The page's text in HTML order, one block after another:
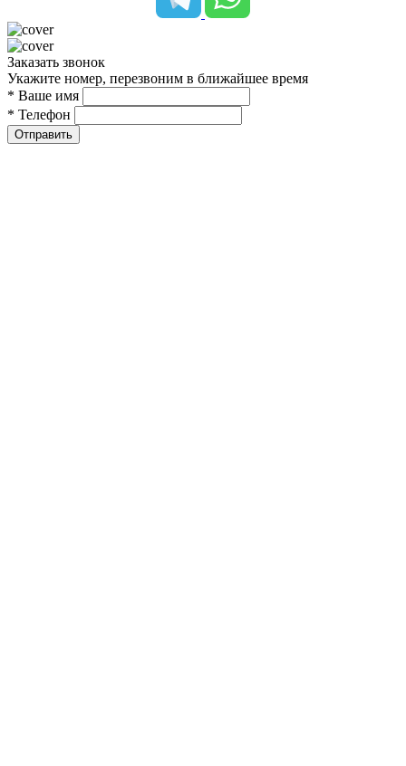
Заказать звонок
Укажите номер, перезвоним в ближайшее время
* Ваше имя
* Телефон
Отправить